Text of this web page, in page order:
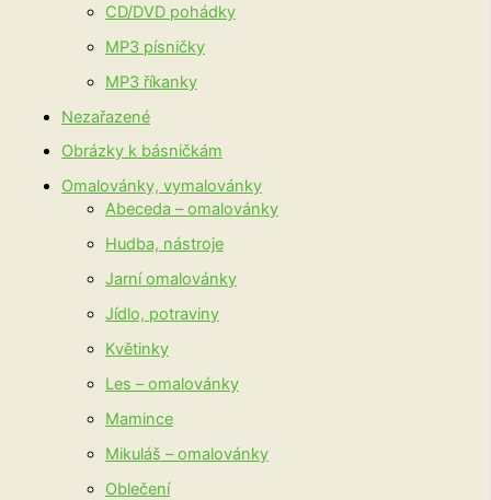
CD/DVD pohádky
MP3 písničky
MP3 říkanky
Nezařazené
Obrázky k básničkám
Omalovánky, vymalovánky
Abeceda – omalovánky
Hudba, nástroje
Jarní omalovánky
Jídlo, potraviny
Květinky
Les – omalovánky
Mamince
Mikuláš – omalovánky
Oblečení